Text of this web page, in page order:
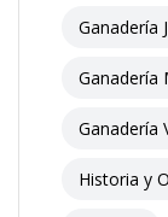
Ganadería
Ganadería
Ganadería
Historia y